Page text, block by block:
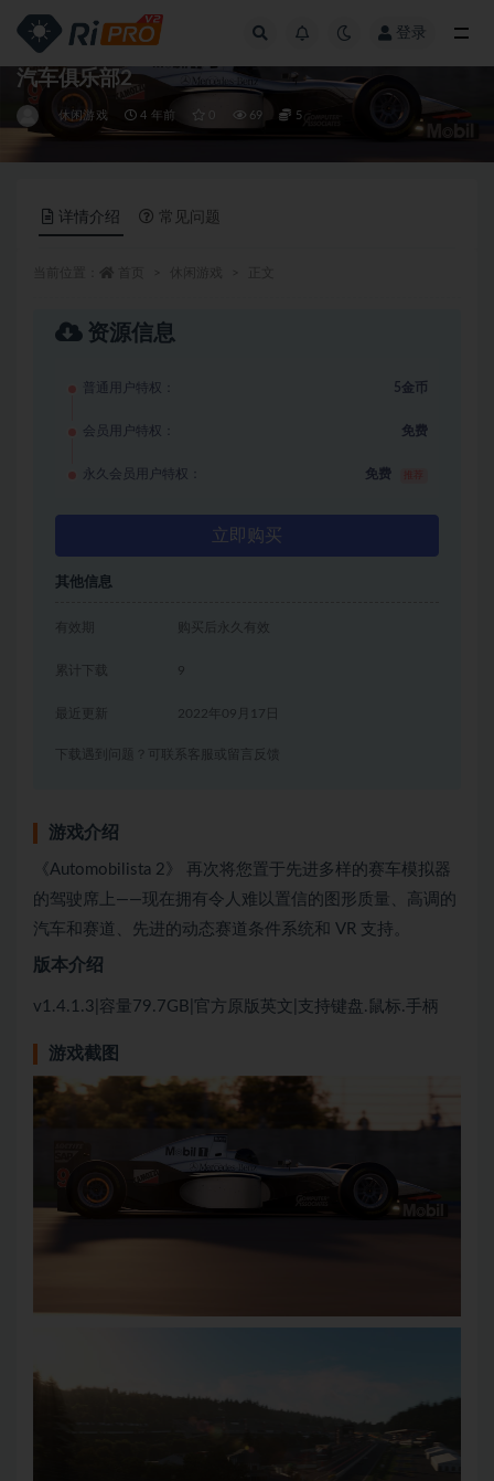
登录
汽车俱乐部2
休闲游戏 4 年前 69 5
详情介绍 常见问题
资源信息
普通用户特权： 5金币
会员用户特权： 免费
永久会员用户特权： 免费
立即购买
其他信息
有效期 购买后永久有效
累计下载 9
2022年09月17日
下载遇到问题？可联系客服或留言反馈
游戏介绍
《Automobilista 2》 再次将您置于先进多样的赛车模拟器
的驾驶席上——现在拥有令人难以置信的图形质量、高调的
汽车和赛道、先进的动态赛道条件系统和 VR 支持。
版本介绍
v1.4.1.3|容量79.7GB|官方原版英文|支持键盘.鼠标.手柄
游戏截图